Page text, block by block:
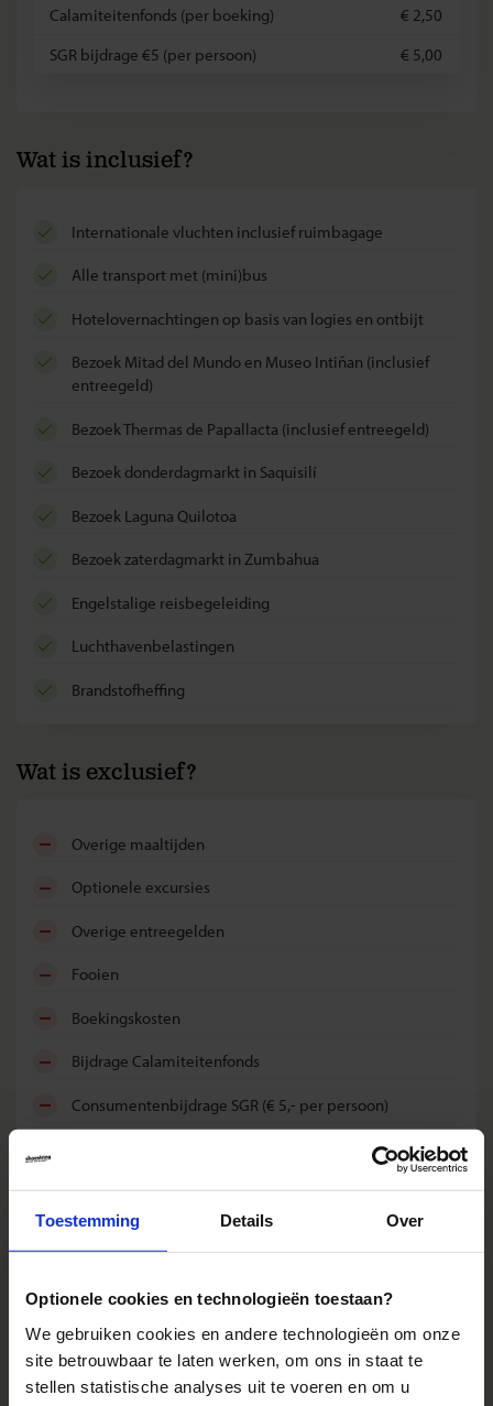
Toestemming Details Over
Optionele cookies en technologieën toestaan?
We gebruiken cookies en andere technologieën om onze
site betrouwbaar te laten werken, om ons in staat te
stellen statistische analyses uit te voeren en om u
Calamiteitenfonds (per boeking)
€ 2,50
SGR bijdrage €5 (per persoon)
€ 5,00
Wat is inclusief?
internationale vluchten inclusief ruimbagage
alle transport met (mini)bus
hotelovernachtingen op basis van logies en ontbijt
bezoek Mitad del Mundo en Museo Intiñan (inclusief
entreegeld)
bezoek Thermas de Papallacta (inclusief entreegeld)
bezoek donderdagmarkt in Saquisilí
bezoek Laguna Quilotoa
bezoek zaterdagmarkt in Zumbahua
Engelstalige reisbegeleiding
luchthavenbelastingen
brandstofheffing
Wat is exclusief?
overige maaltijden
optionele excursies
overige entreegelden
fooien
boekingskosten
bijdrage Calamiteitenfonds
consumentenbijdrage SGR (€ 5,- per persoon)
Reizen: de feiten op een rij
wij onze reizen organiseren. Daarom hebben wij voor de
belangrijkste onderwerpen een speciale pagina
samengesteld met daarop de antwoorden op de meest
gestelde vragen.